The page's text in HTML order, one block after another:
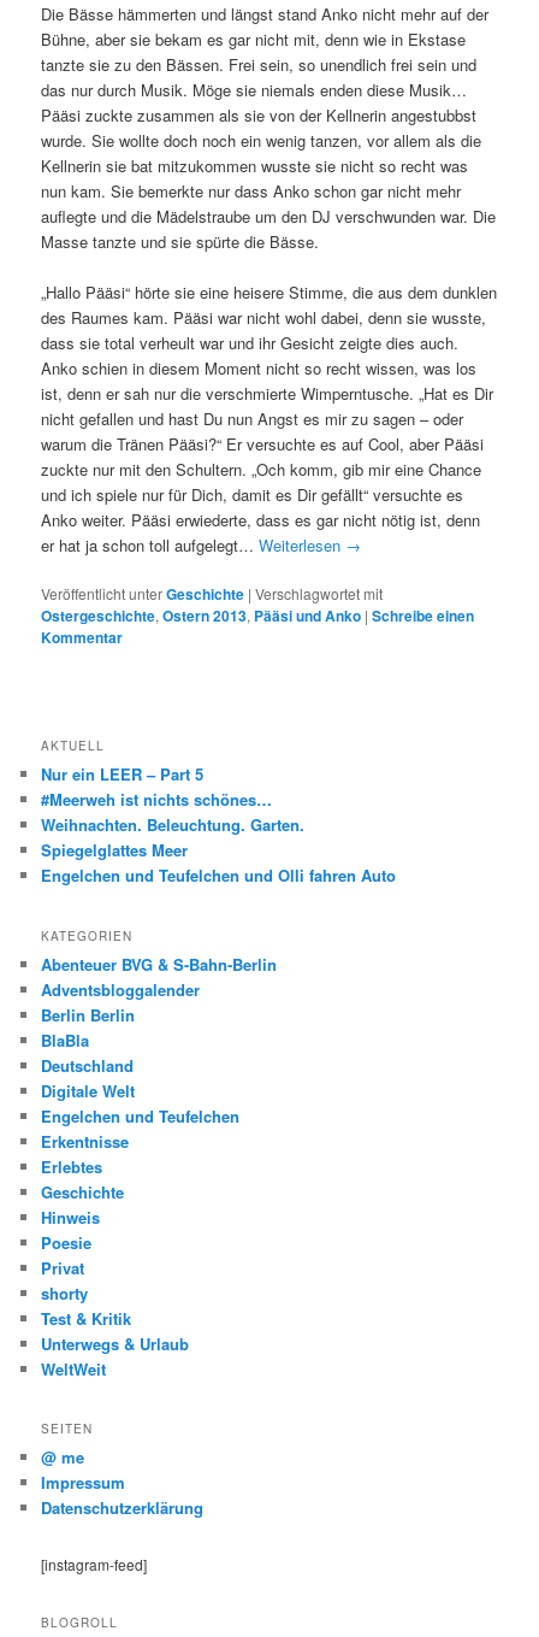
Die Bässe hämmerten und längst stand Anko nicht mehr auf der
Bühne, aber sie bekam es gar nicht mit, denn wie in Ekstase
tanzte sie zu den Bässen. Frei sein, so unendlich frei sein und
das nur durch Musik. Möge sie niemals enden diese Musik…
Pääsi zuckte zusammen als sie von der Kellnerin angestubbst
wurde. Sie wollte doch noch ein wenig tanzen, vor allem als die
Kellnerin sie bat mitzukommen wusste sie nicht so recht was
nun kam. Sie bemerkte nur dass Anko schon gar nicht mehr
auflegte und die Mädelstraube um den DJ verschwunden war. Die
Masse tanzte und sie spürte die Bässe.
„Hallo Pääsi“ hörte sie eine heisere Stimme, die aus dem dunklen
des Raumes kam. Pääsi war nicht wohl dabei, denn sie wusste,
dass sie total verheult war und ihr Gesicht zeigte dies auch.
Anko schien in diesem Moment nicht so recht wissen, was los
ist, denn er sah nur die verschmierte Wimperntusche. „Hat es Dir
nicht gefallen und hast Du nun Angst es mir zu sagen – oder
warum die Tränen Pääsi?“ Er versuchte es auf Cool, aber Pääsi
zuckte nur mit den Schultern. „Och komm, gib mir eine Chance
und ich spiele nur für Dich, damit es Dir gefällt“ versuchte es
Anko weiter. Pääsi erwiederte, dass es gar nicht nötig ist, denn
er hat ja schon toll aufgelegt…Weiterlesen →
Veröffentlicht unterGeschichte |Verschlagwortet mit
Ostergeschichte,Ostern 2013, Pääsi und Anko |Schreibe einen
Kommentar
AKTUELL
Nur ein LEER – Part 5
#Meerweh ist nichts schönes…
Weihnachten. Beleuchtung. Garten.
Spiegelglattes Meer
Engelchen und Teufelchen und Olli fahren Auto
KATEGORIEN
Abenteuer BVG & S-Bahn-Berlin
Adventsbloggalender
Berlin Berlin
BlaBla
Deutschland
Digitale Welt
Engelchen und Teufelchen
Erkentnisse
Erlebtes
Geschichte
Hinweis
Poesie
Privat
shorty
Test & Kritik
Unterwegs & Urlaub
WeltWeit
SEITEN
@ me
Impressum
Datenschutzerklärung
[instagram-feed]
BLOGROLL